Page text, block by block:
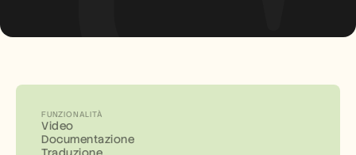
FUNZIONALITÀ
Video
Documentazione